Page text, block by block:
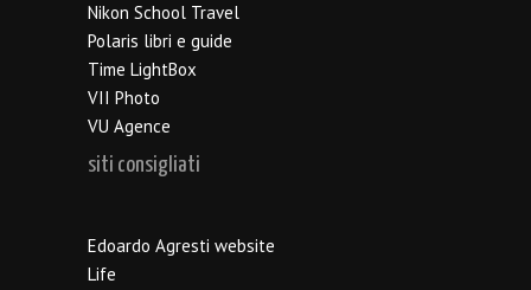
Nikon School Travel
Polaris libri e guide
Time LightBox
VII Photo
VU Agence
siti consigliati
Edoardo Agresti website
Life